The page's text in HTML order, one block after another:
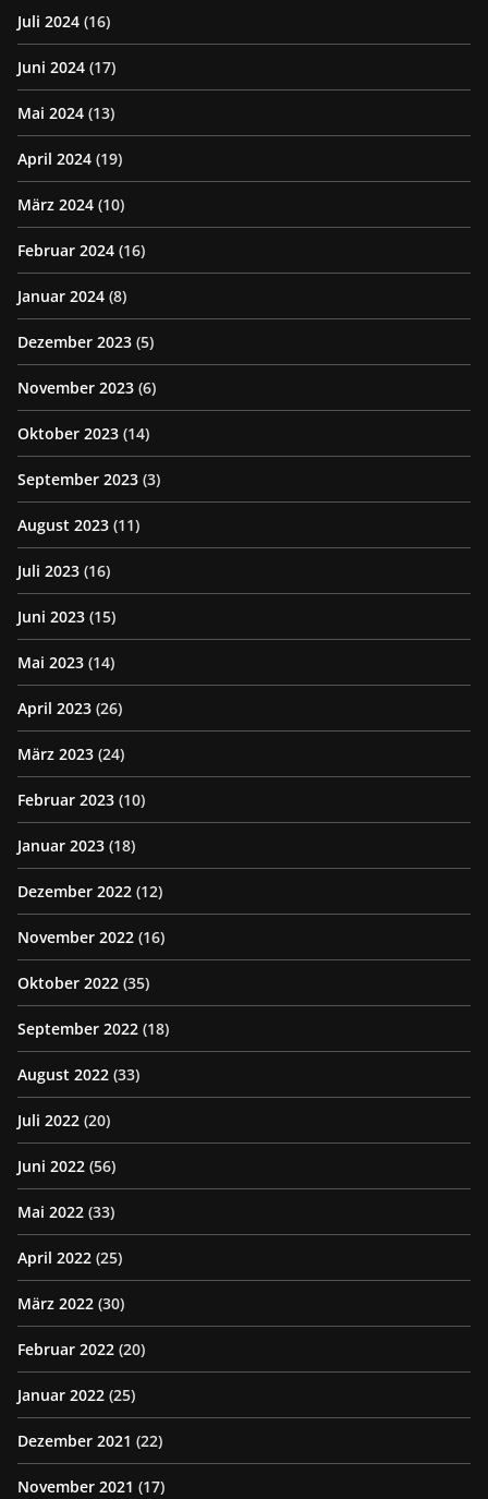
Juli 2024 (16)
Juni 2024 (17)
Mai 2024 (13)
April 2024 (19)
März 2024 (10)
Februar 2024 (16)
Januar 2024 (8)
Dezember 2023 (5)
November 2023 (6)
Oktober 2023 (14)
September 2023 (3)
August 2023 (11)
Juli 2023 (16)
Juni 2023 (15)
Mai 2023 (14)
April 2023 (26)
März 2023 (24)
Februar 2023 (10)
Januar 2023 (18)
Dezember 2022 (12)
November 2022 (16)
Oktober 2022 (35)
September 2022 (18)
August 2022 (33)
Juli 2022 (20)
Juni 2022 (56)
Mai 2022 (33)
April 2022 (25)
März 2022 (30)
Februar 2022 (20)
Januar 2022 (25)
Dezember 2021 (22)
November 2021 (17)